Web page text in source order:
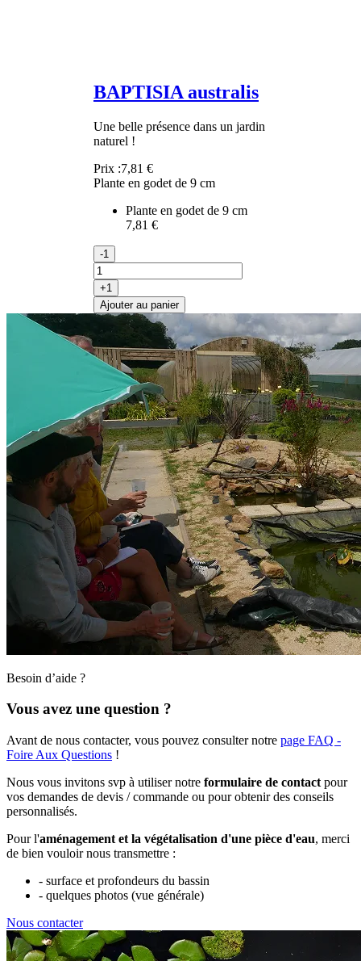
BAPTISIA australis
Une belle présence dans un jardin
naturel !
Prix :7,81 €
Plante en godet de 9 cm
Plante en godet de 9 cm
7,81 €
-1
+1
Ajouter au panier
Besoin d’aide ?
Vous avez une question ?
Avant de nous contacter, vous pouvez consulter notre page FAQ -
Foire Aux Questions !
Nous vous invitons svp à utiliser notre formulaire de contact pour
vos demandes de devis / commande ou pour obtenir des conseils
personnalisés.
Pour l'aménagement et la végétalisation d'une pièce d'eau, merci
de bien vouloir nous transmettre :
- surface et profondeurs du bassin
- quelques photos (vue générale)
Nous contacter